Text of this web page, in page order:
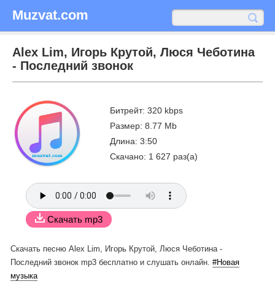
Muzvat.com
Alex Lim, Игорь Крутой, Люся Чеботина
- Последний звонок
Битрейт: 320 kbps
Размер: 8.77 Mb
Длина: 3:50
Скачано: 1 627 раз(а)
Скачать mp3
Скачать песню Alex Lim, Игорь Крутой, Люся Чеботина -
Последний звонок mp3 бесплатно и слушать онлайн. #Новая
музыка